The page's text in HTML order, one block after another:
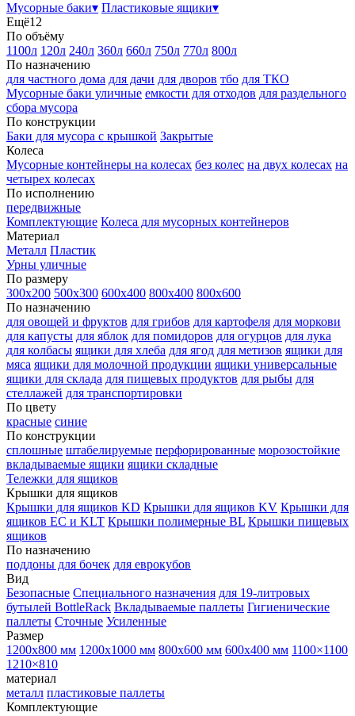
Мусорные баки▾ Пластиковые ящики▾
Ещё12
По объёму
1100л 120л 240л 360л 660л 750л 770л 800л
По назначению
для частного дома для дачи для дворов тбо для ТКО
Мусорные баки уличные емкости для отходов для раздельного
сбора мусора
По конструкции
Баки для мусора с крышкой Закрытые
Колеса
Мусорные контейнеры на колесах без колес на двух колесах на
четырех колесах
По исполнению
передвижные
Комплектующие Колеса для мусорных контейнеров
Материал
Металл Пластик
Урны уличные
По размеру
300х200 500х300 600х400 800х400 800х600
По назначению
для овощей и фруктов для грибов для картофеля для моркови
для капусты для яблок для помидоров для огурцов для лука
для колбасы ящики для хлеба для ягод для метизов ящики для
мяса ящики для молочной продукции ящики универсальные
ящики для склада для пищевых продуктов для рыбы для
стеллажей для транспортировки
По цвету
красные синие
По конструкции
сплошные штабелируемые перфорированные морозостойкие
вкладываемые ящики ящики складные
Тележки для ящиков
Крышки для ящиков
Крышки для ящиков KD Крышки для ящиков KV Крышки для
ящиков EC и KLT Крышки полимерные BL Крышки пищевых
ящиков
По назначению
поддоны для бочек для еврокубов
Вид
Безопасные Специального назначения для 19-литровых
бутылей BottleRack Вкладываемые паллеты Гигиенические
паллеты Сточные Усиленные
Размер
1200х800 мм 1200х1000 мм 800х600 мм 600х400 мм 1100×1100
1210×810
материал
металл пластиковые паллеты
Комплектующие